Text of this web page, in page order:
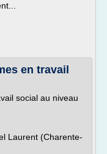
en travail
social au niveau
Laurent (Charente-